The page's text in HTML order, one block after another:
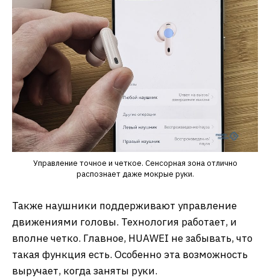
Управление точное и четкое. Сенсорная зона отлично
распознает даже мокрые руки.
Также наушники поддерживают управление
движениями головы. Технология работает, и
вполне четко. Главное, HUAWEI не забывать, что
такая функция есть. Особенно эта возможность
выручает, когда заняты руки.